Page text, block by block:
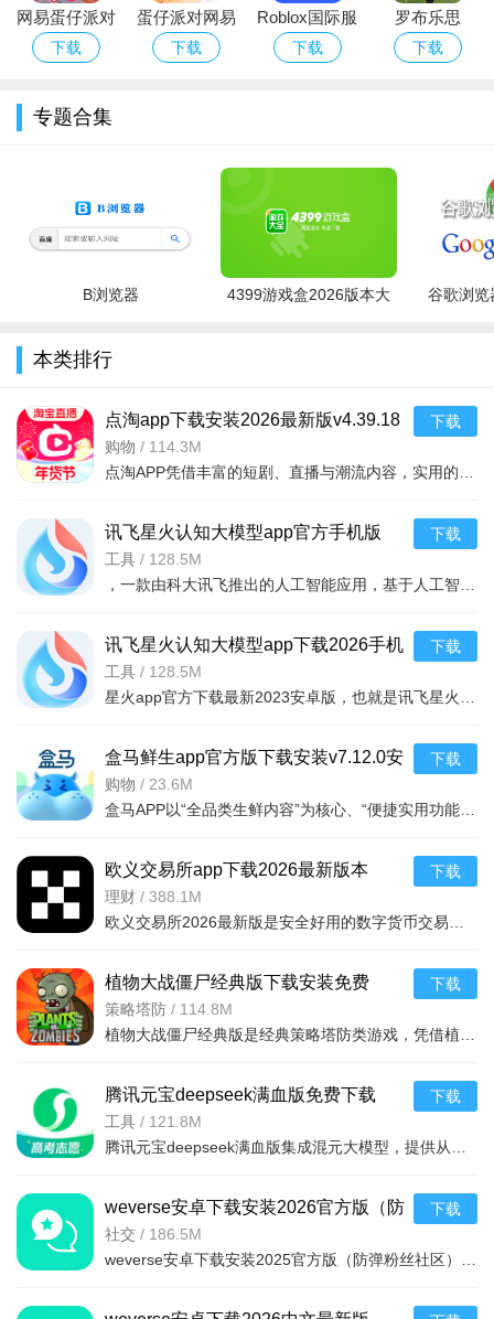
同竞技。保卫你的城市，攻打其他的玩家，在攻防之间体验战争
的热血沸腾。
敌人发起进攻、管理城市的 资源，运筹帷幄，在《COK列王的纷
驾崩，谁会登上王位，成为七大王国的下一个统治者？逐鹿天下
的时候到了，但是，当寒冷的冬天来临，一切都变得不那么明确
了。你可以建立你自己的城堡，组装你的军队，团结七个王国，
未知的世界，你为王者！建造你的城堡，组建你的军
世传奇、全球百万玩家等你来战！ 让我们在战争的年代中一起发
展、一起流血、一起取得胜利！ 2014年史诗级策略战争游戏--
《列王的纷争（Clash of Kings）》登陆中国
网易蛋仔派对
游戏免费版下
下载
蛋仔派对网易
版下载安卓正
下载
Roblox国际服
下载中文版游
下载
罗布乐思
roblox中文版
下载
专题合集
B浏览器
4399游戏盒2026版本大
谷歌浏览
本类排行
点淘app下载安装2026最新版v4.39.18
官方版
购物 / 114.3M
下载
讯飞星火认知大模型app官方手机版
v5.6.1安卓版
工具 / 128.5M
下载
讯飞星火认知大模型app下载2026手机
版v5.6.1安卓最新版
工具 / 128.5M
下载
盒马鲜生app官方版下载安装v7.12.0安
卓版
购物 / 23.6M
下载
欧义交易所app下载2026最新版本
v6.165.0最新版
理财 / 388.1M
下载
植物大战僵尸经典版下载安装免费
v3.15.0安卓版
策略塔防 / 114.8M
下载
腾讯元宝deepseek满血版免费下载
v2.63.0安卓版
工具 / 121.8M
下载
weverse安卓下载安装2026官方版（防
弹粉丝社区）v3.13.1官方最新版
社交 / 186.5M
下载